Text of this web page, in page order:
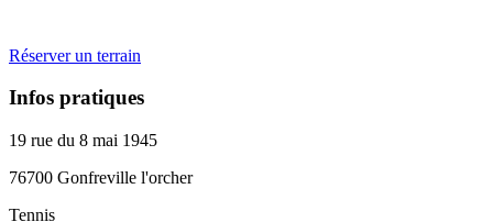
Réserver un terrain
Infos pratiques
19 rue du 8 mai 1945
76700 Gonfreville l'orcher
Tennis